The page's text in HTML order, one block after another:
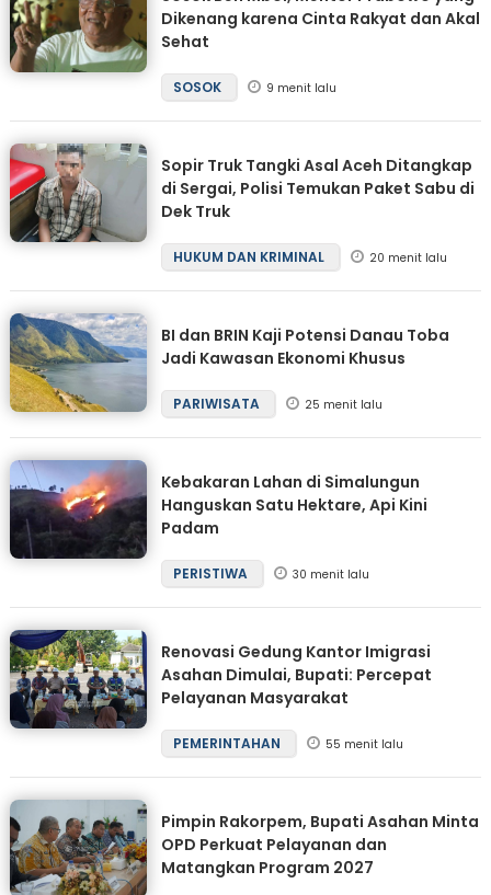
Dikenang karena Cinta Rakyat dan Akal
Sehat
SOSOK 9 menit lalu
Sopir Truk Tangki Asal Aceh Ditangkap
di Sergai, Polisi Temukan Paket Sabu di
Dek Truk
HUKUM DAN KRIMINAL 20 menit lalu
BI dan BRIN Kaji Potensi Danau Toba
Jadi Kawasan Ekonomi Khusus
PARIWISATA 25 menit lalu
Kebakaran Lahan di Simalungun
Hanguskan Satu Hektare, Api Kini
Padam
PERISTIWA 30 menit lalu
Renovasi Gedung Kantor Imigrasi
Asahan Dimulai, Bupati: Percepat
Pelayanan Masyarakat
PEMERINTAHAN 55 menit lalu
Pimpin Rakorpem, Bupati Asahan Minta
OPD Perkuat Pelayanan dan
Matangkan Program 2027